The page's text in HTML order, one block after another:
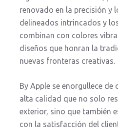
renovado en la precisión y
delineados intrincados y
combinan con colores
diseños que honran la
nuevas fronteras creativas.
By Apple se enorgullece
alta calidad que no solo
exterior, sino que también
con la satisfacción del